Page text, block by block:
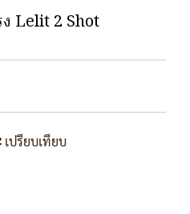
Lelit 2 Shot
เปรียบเทียบ